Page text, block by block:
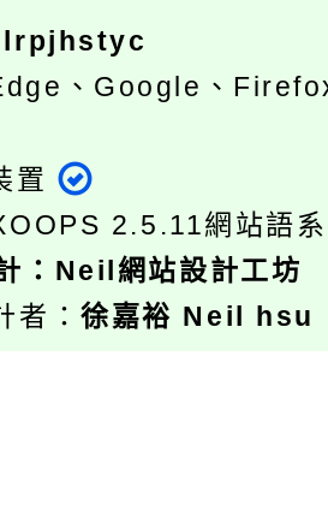
、Google、
置
2.5.11網站語
： Neil網站設計工坊
者：徐嘉裕 Neil hsu